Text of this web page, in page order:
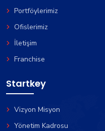
Portföylerimiz
Ofislerimiz
İletişim
Franchise
Startkey
Vizyon Misyon
Yönetim Kadrosu